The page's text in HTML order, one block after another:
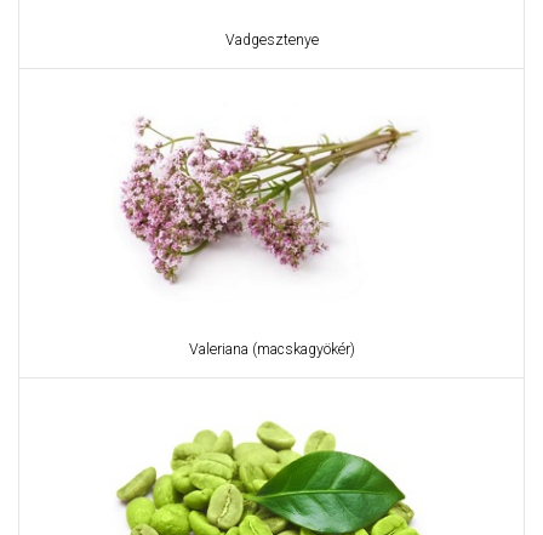
Vadgesztenye
Valeriana (macskagyökér)